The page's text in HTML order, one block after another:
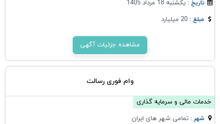
تاریخ :یکشنبه 18 مرداد 1405
مبلغ :20 میلیارد
مشاهده جزئیات آگهی
وام فوری رسالت
خدمات مالی و سرمایه گذاری
شهر :تمامی شهر های ایران